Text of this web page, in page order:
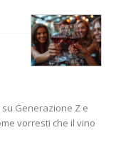
Generazione Z e
vorresti che il vino